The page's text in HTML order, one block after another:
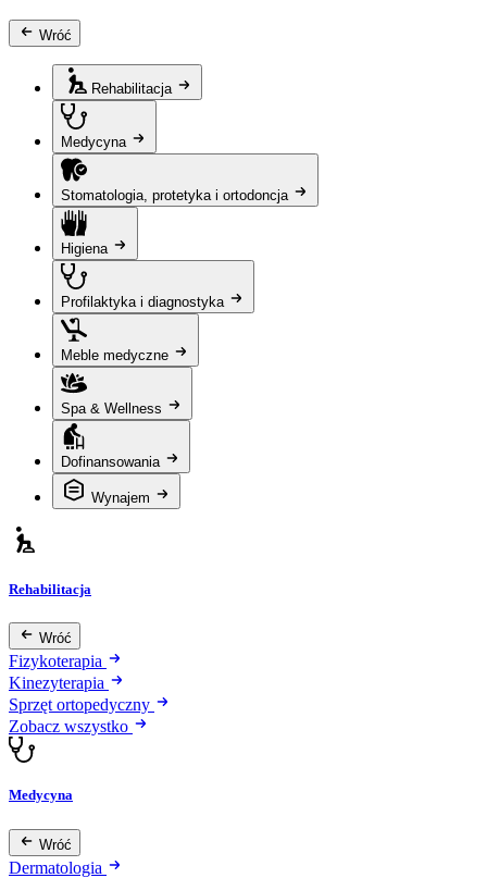
Wróć
Rehabilitacja
Medycyna
Stomatologia, protetyka i ortodoncja
Higiena
Profilaktyka i diagnostyka
Meble medyczne
Spa & Wellness
Dofinansowania
Wynajem
Rehabilitacja
Wróć
Fizykoterapia
Kinezyterapia
Sprzęt ortopedyczny
Zobacz wszystko
Medycyna
Wróć
Dermatologia